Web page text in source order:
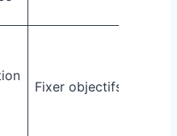
Fixer objectifs